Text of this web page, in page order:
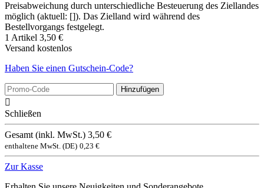
Preisabweichung durch unterschiedliche Besteuerung des Ziellandes
möglich (aktuell: []). Das Zielland wird während des
Bestellvorgangs festgelegt.
1 Artikel 3,50 €
Versand kostenlos
Haben Sie einen Gutschein-Code?
Hinzufügen

Schließen
Gesamt (inkl. MwSt.) 3,50 €
enthaltene MwSt. (DE) 0,23 €
Zur Kasse